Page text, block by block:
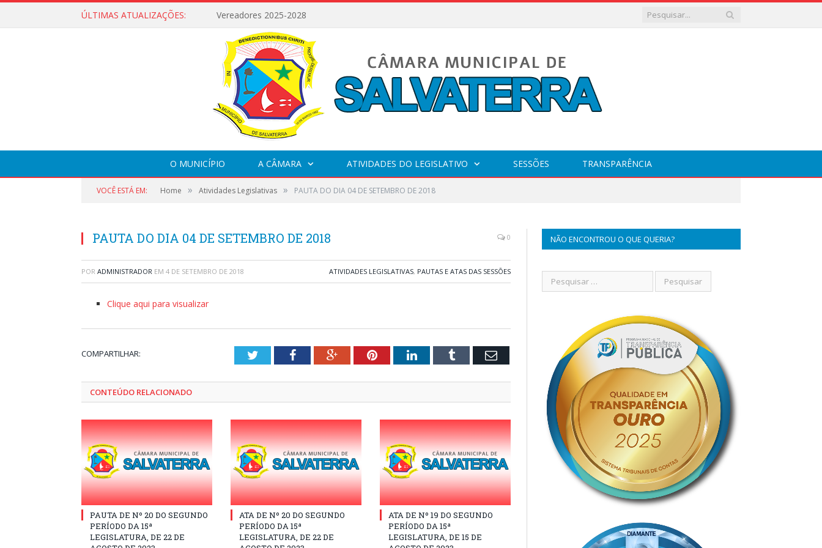
ÚLTIMAS ATUALIZAÇÕES: Vereadores 2025-2028
O MUNICÍPIO A CÂMARA ATIVIDADES DO LEGISLATIVO SESSÕES TRANSPARÊNCIA
VOCÊ ESTÁ EM: Home » Atividades Legislativas » PAUTA DO DIA 04 DE SETEMBRO DE 2018
PAUTA DO DIA 04 DE SETEMBRO DE 2018 0
POR ADMINISTRADOR EM 4 DE SETEMBRO DE 2018 ATIVIDADES LEGISLATIVAS, PAUTAS E ATAS DAS SESSÕES
Clique aqui para visualizar
COMPARTILHAR: TwitterFacebookGoogle+PinterestLinkedInTumblr Email
CONTEÚDO RELACIONADO
PAUTA DE Nº 20 DO SEGUNDO
PERÍODO DA 15ª
LEGISLATURA, DE 22 DE
ATA DE Nº 20 DO SEGUNDO
PERÍODO DA 15ª
LEGISLATURA, DE 22 DE
ATA DE Nº 19 DO SEGUNDO
PERÍODO DA 15ª
LEGISLATURA, DE 15 DE
NÃO ENCONTROU O QUE QUERIA?